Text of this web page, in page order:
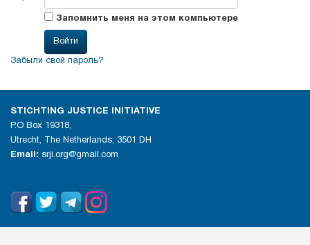
Запомнить меня на этом компьютере
Забыли свой пароль?
STICHTING JUSTICE INITIATIVE
P.O Box 19318,
Utrecht, The Netherlands, 3501 DH
Email: srji.org@gmail.com